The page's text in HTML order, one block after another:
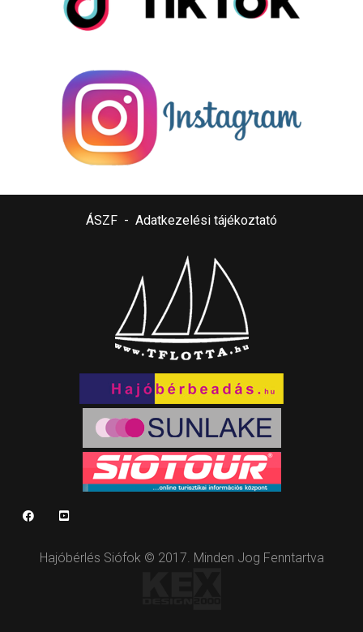
ÁSZF - Adatkezelési tájékoztató
Hajóbérlés Siófok © 2017. Minden Jog Fenntartva